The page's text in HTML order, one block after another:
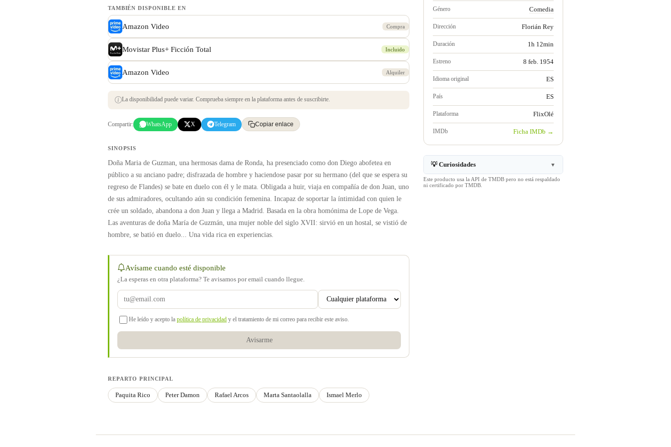
TAMBIÉN DISPONIBLE EN
Amazon Video Compra
Movistar Plus+ Ficción Total Incluido
Amazon Video Alquiler
La disponibilidad puede variar. Comprueba siempre en la plataforma antes de suscribirte.
Compartir: WhatsApp X Telegram Copiar enlace
SINOPSIS
Doña Maria de Guzman, una hermosas dama de Ronda, ha presenciado como don Diego abofetea en
público a su anciano padre; disfrazada de hombre y haciendose pasar por su hermano (del que se espera su
regreso de Flandes) se bate en duelo con él y le mata. Obligada a huir, viaja en compañía de don Juan, uno
de sus admiradores, ocultando aún su condición femenina. Incapaz de soportar la íntimidad con quien le
crée un soldado, abandona a don Juan y llega a Madrid. Basada en la obra homónima de Lope de Vega.
Las aventuras de doña María de Guzmán, una mujer noble del siglo XVII: sirvió en un hostal, se vistió de
hombre, se batió en duelo... Una vida rica en experiencias.
Avísame cuando esté disponible
¿La esperas en otra plataforma? Te avisamos por email cuando llegue.
He leído y acepto la política de privacidad y el tratamiento de mi correo para recibir este aviso.
Avisarme
REPARTO PRINCIPAL
Paquita Rico Peter Damon Rafael Arcos Marta Santaolalla Ismael Merlo
Género Comedia
Dirección Florián Rey
Duración 1h 12min
Estreno 8 feb. 1954
Idioma original ES
País ES
Plataforma FlixOlé
IMDb Ficha IMDb →
💡 Curiosidades ▼
Este producto usa la API de TMDB pero no está respaldado
ni certificado por TMDB.